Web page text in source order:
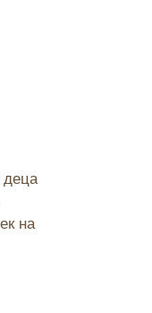
деца
на